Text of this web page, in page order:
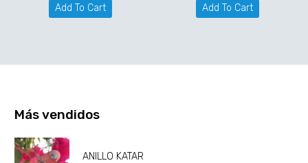
Add To Cart Add To Cart
Más vendidos
ANILLO KATAR